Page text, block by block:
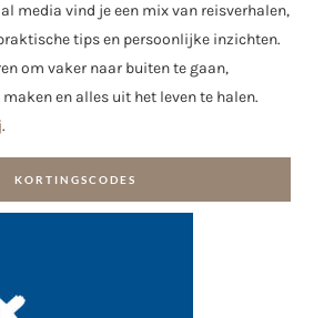
media vind je een mix van reisverhalen,
tips en persoonlijke inzichten.
om vaker naar buiten te gaan,
en alles uit het leven te halen.
.
KORTINGSCODES